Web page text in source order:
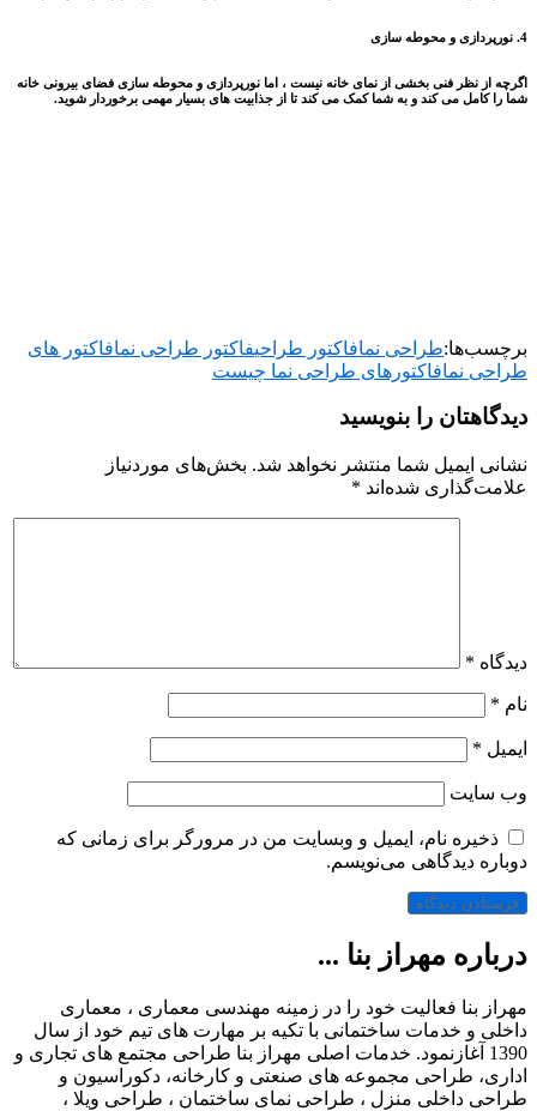
4. نورپردازی و محوطه سازی
اگرچه از نظر فنی بخشی از نمای خانه نیست ، اما نورپردازی و محوطه سازی فضای بیرونی خانه
شما را کامل می کند و به شما کمک می کند تا از جذابیت های بسیار مهمی برخوردار شوید.
برچسب‌ها:طراحی نمافاکتور طراحیفاکتور طراحی نمافاکتور های
طراحی نمافاکتورهای طراحی نما چیست
دیدگاهتان را بنویسید
نشانی ایمیل شما منتشر نخواهد شد. بخش‌های موردنیاز
علامت‌گذاری شده‌اند *
دیدگاه *
نام *
ایمیل *
وب‌ سایت
ذخیره نام، ایمیل و وبسایت من در مرورگر برای زمانی که
دوباره دیدگاهی می‌نویسم.
درباره مهراز بنا ...
مهراز بنا فعالیت خود را در زمینه مهندسی معماری ، معماری
داخلی و خدمات ساختمانی با تکیه بر مهارت های تیم خود از سال
1390 آغازنمود. خدمات اصلی مهراز بنا طراحی مجتمع های تجاری و
اداری، طراحی مجموعه های صنعتی و کارخانه، دکوراسیون و
طراحی داخلی منزل ، طراحی نمای ساختمان ، طراحی ویلا ،